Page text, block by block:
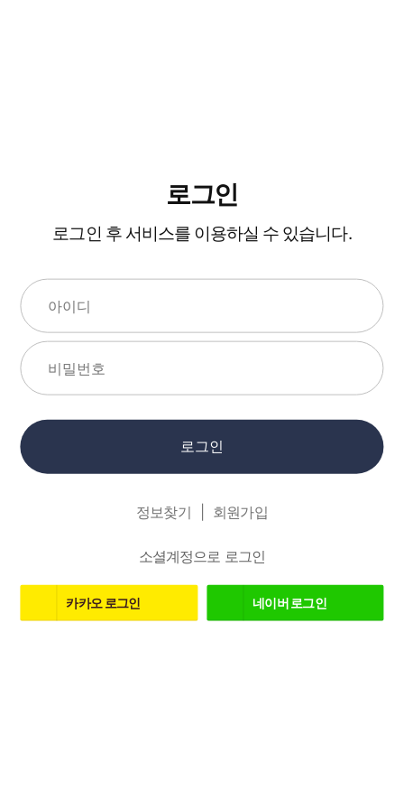
로그인
로그인 후 서비스를 이용하실 수 있습니다.
로그인
정보찾기 회원가입
소셜계정으로 로그인
카카오 로그인 네이버로그인